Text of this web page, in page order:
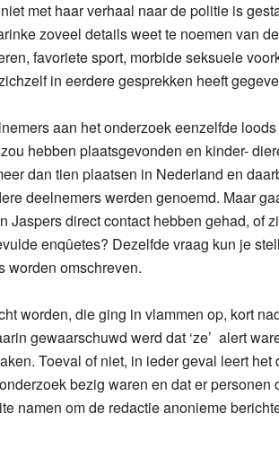
met haar verhaal naar de politie is
zoveel details weet te noemen van
favoriete sport, morbide seksuele
in eerdere gesprekken heeft
aan het onderzoek eenzelfde
hebben plaatsgevonden en kinder-
dan tien plaatsen in Nederland en
deelnemers werden genoemd. Maar
Jaspers direct contact hebben gehad, of
enqûetes? Dezelfde vraag kun je
worden omschreven.
worden, die ging in vlammen op, kort
gewaarschuwd werd dat ‘ze’ alert
Toeval of niet, in ieder geval leert het
bezig waren en dat er personen
namen om de redactie anonieme